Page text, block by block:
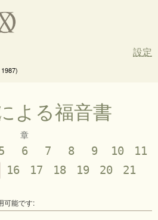
設定
よる福音書
章
6 7 8 9 10
11
16 17 18 19 20 21
可能です: